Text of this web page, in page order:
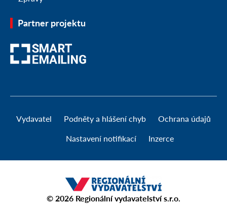
Partner projektu
Vydavatel Podněty a hlášení chyb Ochrana údajů
Nastavení notifikací Inzerce
© 2026 Regionální vydavatelství s.r.o.